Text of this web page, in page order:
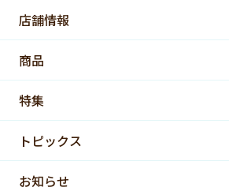
店舗情報
商品
特集
トピックス
お知らせ